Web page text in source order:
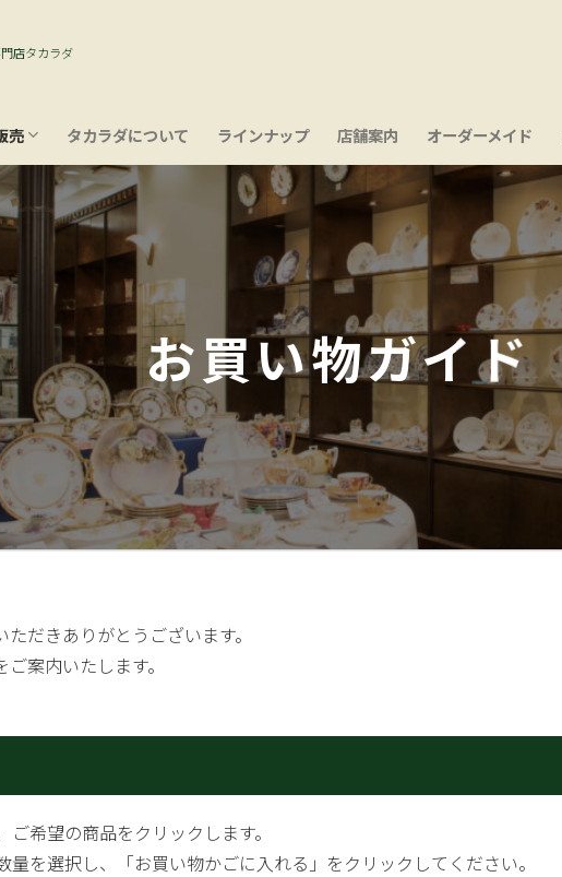
店タカラダ
売 タカラダについて ラインナップ 店舗案内 オーダーメイド
お買い物ガイド
だきありがとうございます。
案内いたします。
希望の商品をクリックします。
を選択し、「お買い物かごに入れる」をクリックしてください。